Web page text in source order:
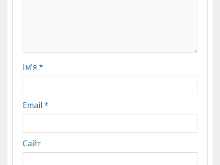
Ім'я *
Email *
Сайт